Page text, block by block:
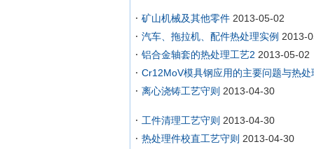
矿山机械及其他零件 2013-05-02
汽车、拖拉机、配件热处理实例 2013-
铝合金轴套的热处理工艺2 2013-05-02
Cr12MoV模具钢应用的主要问题与热处
离心浇铸工艺守则 2013-04-30
工件清理工艺守则 2013-04-30
热处理件校直工艺守则 2013-04-30